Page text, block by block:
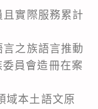
實際服務累計
之族語言推動
員會造冊在案
域本土語文原